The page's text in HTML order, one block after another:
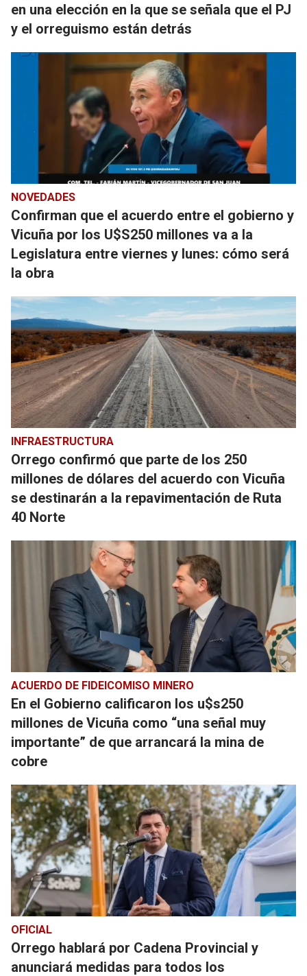
en una elección en la que se señala que el PJ
y el orreguismo están detrás
NOVEDADES
Confirman que el acuerdo entre el gobierno y
Vicuña por los U$S250 millones va a la
Legislatura entre viernes y lunes: cómo será
la obra
INFRAESTRUCTURA
Orrego confirmó que parte de los 250
millones de dólares del acuerdo con Vicuña
se destinarán a la repavimentación de Ruta
40 Norte
ACUERDO DE FIDEICOMISO MINERO
En el Gobierno calificaron los u$s250
millones de Vicuña como “una señal muy
importante” de que arrancará la mina de
cobre
OFICIAL
Orrego hablará por Cadena Provincial y
anunciará medidas para todos los